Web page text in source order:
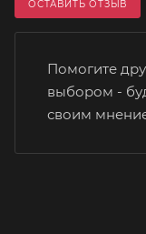
ОСТАВИТЬ ОТЗЫВ
Помогите
выбором -
своим